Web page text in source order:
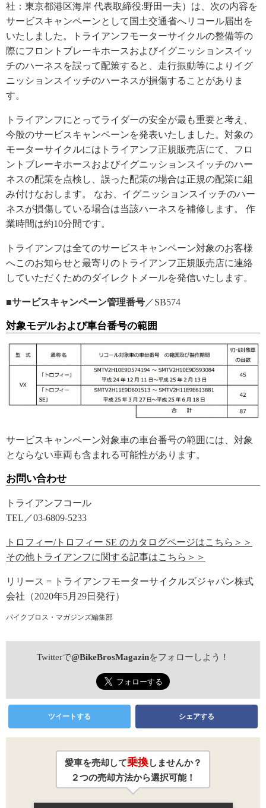
社：東京都港区海岸 代表取締役:野田一夫）は、次の内容を
サービスキャンペーンとして国土交通省へリコール届出を
いたしました。トライアンフモーターサイクルの整備等の
際にフロントブレーキホースおよびイグニッションスイッ
チのハーネスを誤って配策すると、走行振動等によりイグ
ニッションスイッチのハーネスが損傷することがありま
す。
トライアンフにとってライダーの安全が最も重要と考え、
今般のサービスキャンペーンを発表いたしました。対象の
モーターサイクルにはトライアンフ正規販売店にて、フロ
ントブレーキホースおよびイグニッションスイッチのハー
ネスの配策を点検し、誤った配策の場合は正規の配策に組
み付けなおします。 なお、イグニッションスイッチのハー
ネスが損傷している場合は当該ハーネスを補修します。 作
業時間は約10分間です。
トライアンフは全てのサービスキャンペーン対象のお客様
へこのお知らせと最寄りのトライアンフ正規販売店に連絡
していただくためのダイレクトメールを発信いたします。
■サービスキャンペーン管理番号 ／SB574
対象モデルおよび車台番号の範囲
サービスキャンペーン対象車の車台番号の範囲には、対象
とならない車両も含まれる可能性があります。
お問い合わせ
トライアンフコール
TEL／03-6809-5233
トロフィー/トロフィー SE のカタログページはこちら＞＞
その他トライアンフに関する記事はこちら＞＞
リリース = トライアンフモーターサイクルズジャパン株式
会社（2020年5月29日発行）
バイクブロス・マガジンズ編集部
Twitterで@BikeBrosMagazinをフォローしよう！
ツイートする シェアする
愛車を売却して乗換しませんか？
２つの売却方法から選択可能！